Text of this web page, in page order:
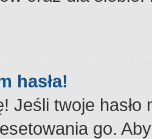
hasła!
Jeśli twoje
go.